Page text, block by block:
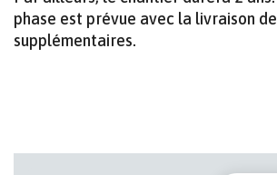
phase est prévue avec la livraison
supplémentaires.